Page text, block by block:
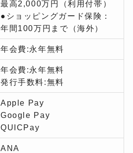
最高2,000万円（利用付帯）
●ショッピングガード保険：
年間100万円まで（海外）
年会費:永年無料
年会費:永年無料
発行手数料:無料
Apple Pay
Google Pay
QUICPay
ANA